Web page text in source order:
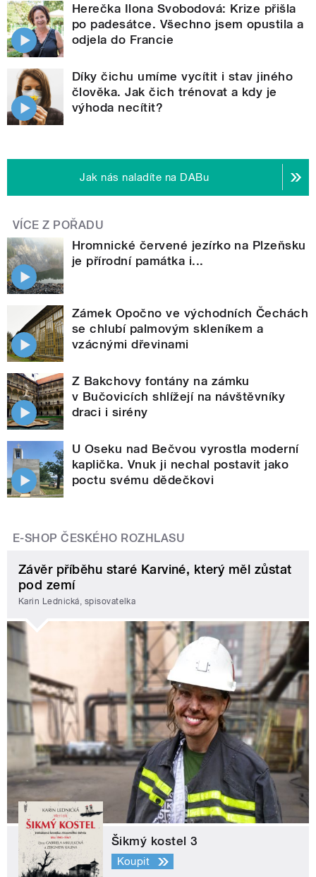
Herečka Ilona Svobodová: Krize přišla
po padesátce. Všechno jsem opustila a
odjela do Francie
Díky čichu umíme vycítit i stav jiného
člověka. Jak čich trénovat a kdy je
výhoda necítit?
Jak nás naladíte na DABu
VÍCE Z POŘADU
Hromnické červené jezírko na Plzeňsku
je přírodní památka i...
Zámek Opočno ve východních Čechách
se chlubí palmovým skleníkem a
vzácnými dřevinami
Z Bakchovy fontány na zámku
v Bučovicích shlížejí na návštěvníky
draci i sirény
U Oseku nad Bečvou vyrostla moderní
kaplička. Vnuk ji nechal postavit jako
poctu svému dědečkovi
E-SHOP ČESKÉHO ROZHLASU
Závěr příběhu staré Karviné, který měl zůstat
pod zemí
Karin Lednická, spisovatelka
Šikmý kostel 3
Koupit